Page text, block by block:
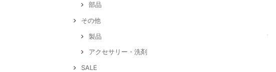
部品
その他
製品
アクセサリー・洗剤
SALE